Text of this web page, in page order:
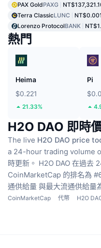
PAX GoldPAXG
Terra ClassicLUNC
Lorenzo ProtocolBANK
熱門
Heima
$0.221
21.33%
Pi
H2O DAO 即時
The live H2O DAO price
a 24-hour trading volume
時更新。 H2O DAO 在過去
CoinMarketCap 的排名為
通供給量 與最大流通供給量
CoinMarketCap 代幣 H2O